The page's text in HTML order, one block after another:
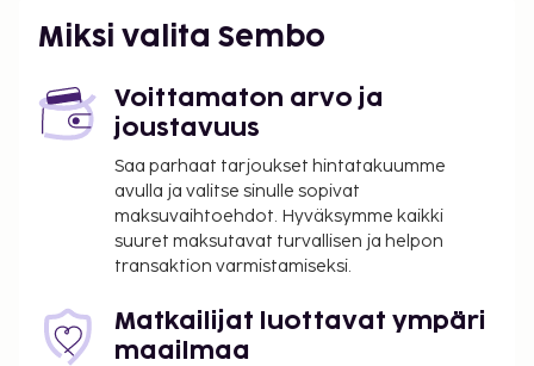
matkatavarasäilytys ja juomavesiautomaatti.
Palveluihin kuuluu ilmainen pysäköinti. Hyödynnä
kuuluu ilmainen langaton internetyhteys, concierge-
palvelut ja televisio yleisissä tiloissa.
Majoituspaikka veloittaa seuraavat paikan päällä
suoritettavat maksut. Maksuihin saattaa sisältyä
sovellettavat verot:
2000000 IDR:n suuruinen vahinkotakuumaksu
Tässä on mainittu kaikki majoituspaikan meille
Miksi valita Sembo
Voittamaton arvo ja
joustavuus
Saa parhaat tarjoukset hintatakuumme
avulla ja valitse sinulle sopivat
maksuvaihtoehdot. Hyväksymme kaikki
suuret maksutavat turvallisen ja helpon
transaktion varmistamiseksi.
Matkailijat luottavat ympäri
maailmaa